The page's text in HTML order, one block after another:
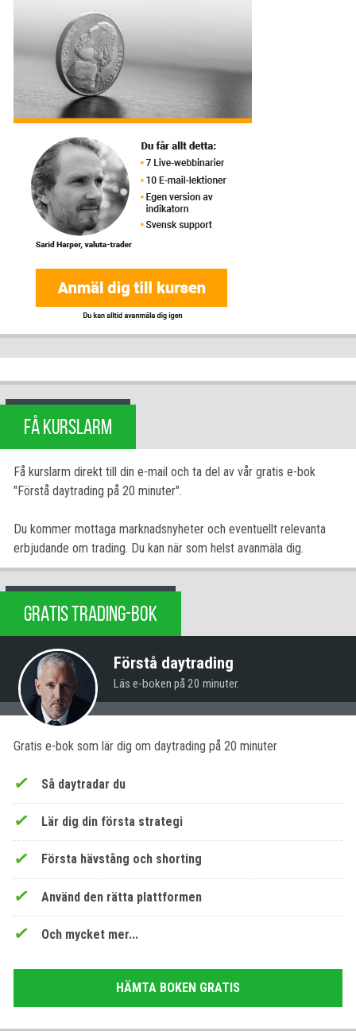
FÅ KURSLARM
Få kurslarm direkt till din e-mail och ta del av vår gratis e-bok
"Förstå daytrading på 20 minuter".
Du kommer mottaga marknadsnyheter och eventuellt relevanta
erbjudande om trading. Du kan när som helst avanmäla dig.
GRATIS TRADING-BOK
Förstå daytrading
Läs e-boken på 20 minuter.
Gratis e-bok som lär dig om daytrading på 20 minuter
Så daytradar du
Lär dig din första strategi
Första hävstång och shorting
Använd den rätta plattformen
Och mycket mer...
HÄMTA BOKEN GRATIS